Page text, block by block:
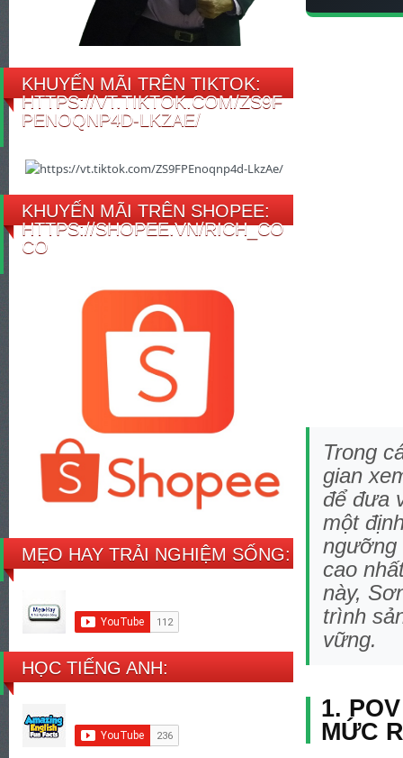
KHUYẾN MÃI TRÊN TIKTOK:
HTTPS://VT.TIKTOK.COM/ZS9F
PENOQNP4D-LKZAE/
KHUYẾN MÃI TRÊN SHOPEE:
HTTPS://SHOPEE.VN/RICH_CO
CO
MẸO HAY TRẢI NGHIỆM SỐNG:
HỌC TIẾNG ANH:
Trong
gian
để đưa
một
ngưỡng
cao
này,
trình
vững.
1.
MỨC